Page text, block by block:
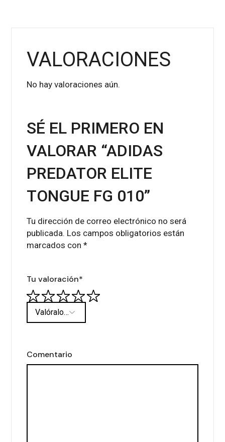
VALORACIONES
No hay valoraciones aún.
SÉ EL PRIMERO EN
VALORAR “ADIDAS
PREDATOR ELITE
TONGUE FG 010”
Tu dirección de correo electrónico no será
publicada. Los campos obligatorios están
marcados con*
Tu valoración*
Comentario